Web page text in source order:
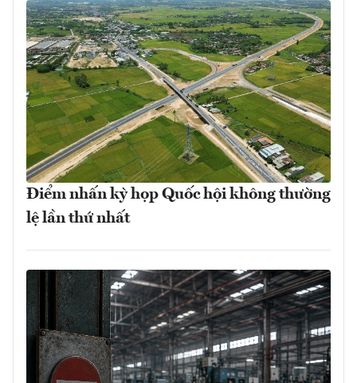
Điểm nhấn kỳ họp Quốc hội không thường
lệ lần thứ nhất